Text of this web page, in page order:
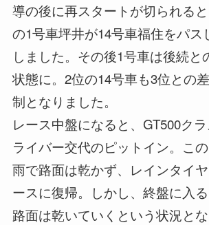
導の後に再スタートが切られる
の1号車坪井が14号車福住をパス
しました。その後1号車は後続と
状態に。2位の14号車も3位との
制となりました。
レース中盤になると、GT500ク
ライバー交代のピットイン。こ
雨で路面は乾かず、レインタイ
ースに復帰。しかし、終盤に入る
路面は乾いていくという状況と